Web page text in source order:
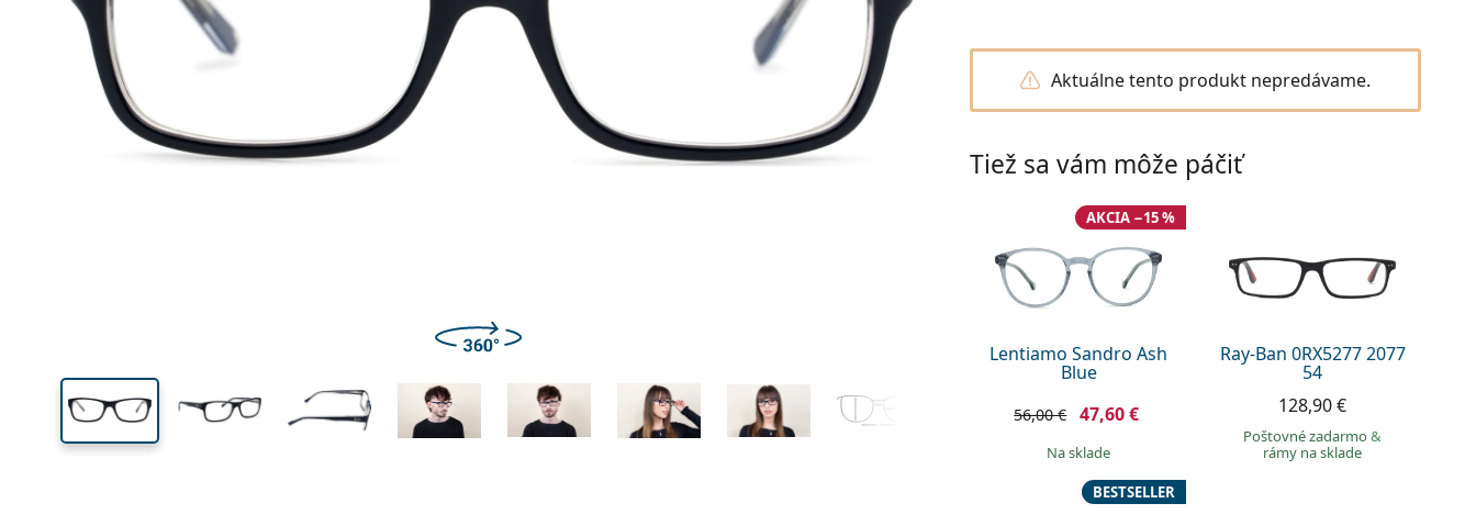
33 mm
Výška očnice
52 mm
Šírka očnice Šírka mostíka
mostíka
Aktuálne tento produkt nepredávame.
Tiež sa vám môže páčiť
Lentiamo Sandro Ash
Blue
AKCIA −15 %
56,00 € 47,60 €
na sklade
Ray-Ban 0RX5277 2077
54
128,90 €
Poštovné zadarmo&
rámy na sklade
BESTSELLER